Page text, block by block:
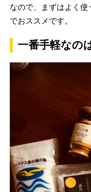
なので、まずはよく
でおススメです。
一番手軽なの